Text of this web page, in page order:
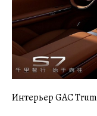
Интерьер GAC